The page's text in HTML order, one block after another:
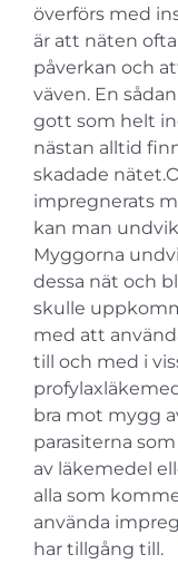
överförs med
är att näten
påverkan och
väven. En
gott som helt
nästan alltid
skadade
impregnerats
kan man
Myggorna
dessa nät och
skulle
med att
till och med i
bra mot mygg
parasiterna
av läkemedel
alla som
använda
har tillgång till.